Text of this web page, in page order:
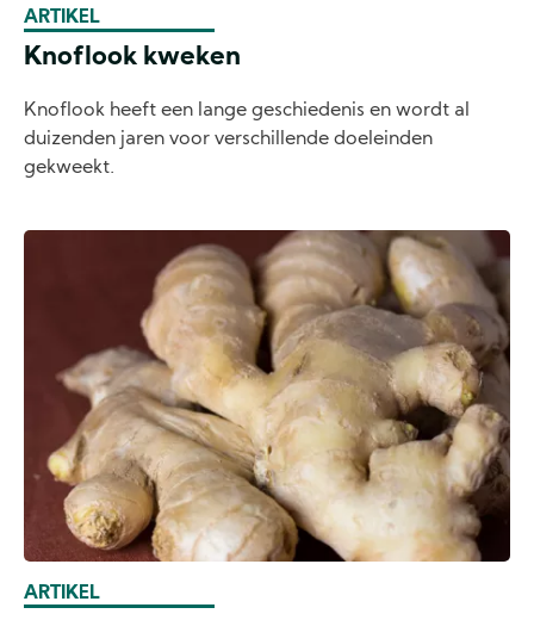
ARTIKEL
Knoflook kweken
Knoflook heeft een lange geschiedenis en wordt al
duizenden jaren voor verschillende doeleinden
gekweekt.
ARTIKEL